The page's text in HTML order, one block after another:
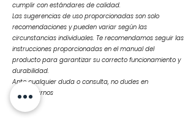
cumplir con estándares de calidad.
Las sugerencias de uso proporcionadas son solo
recomendaciones y pueden variar según las
circunstancias individuales. Te recomendamos seguir las
instrucciones proporcionadas en el manual del
producto para garantizar su correcto funcionamiento y
durabilidad.
Ante cualquier duda o consulta, no dudes en
contactarnos